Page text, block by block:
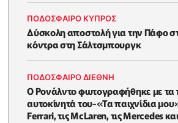
ΠΟΔΟΣΦΑΙΡΟ ΚΥΠΡΟΣ
Δύσκολη αποστολή για την Πάφο
κόντρα στη Σάλτσμπουργκ
ΠΟΔΟΣΦΑΙΡΟ ΔΙΕΘΝΗ
Ο Ρονάλντο φωτογραφήθηκε με τα
αυτοκίνητά του-«Τα παιχνίδια
Ferrari, τις McLaren, τις Mercedes